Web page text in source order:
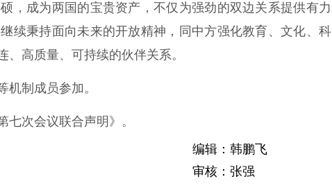
成为两国的宝贵资产，不仅为强劲的双边关系提供有力
续秉持面向未来的开放精神，同中方强化教育、文化、科
高质量、可持续的伙伴关系。
制成员参加。
次会议联合声明》。
编辑：韩鹏飞
审核：张强